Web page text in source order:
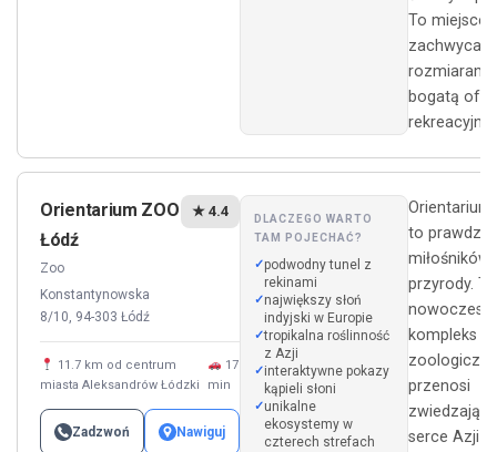
To miejsce,
zachwyca
bogatą
rekreacyjną.
Orientarium ZOO
Łódź
Zoo
Konstantynowska
8/10, 94-303 Łódź
★ 4.4
11.7 km od centrum
miasta Aleksandrów Łódzki
17
min
Zadzwoń Nawiguj
DLACZEGO WARTO
TAM POJECHAĆ?
podwodny tunel z
rekinami
największy słoń
indyjski w Europie
tropikalna roślinność
z Azji
interaktywne pokazy
kąpieli słoni
unikalne
ekosystemy w
czterech strefach
to
miłośników
przyrody.
kompleks
zoologiczny
przenosi
serce Azji